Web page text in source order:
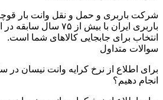
شرکت باربری و حمل و نقل وانت بار
باربری ایران با بیش از
انتخاب برای جابجایی کالاهای شما است.
سوالات متداول
انجام دهیم؟